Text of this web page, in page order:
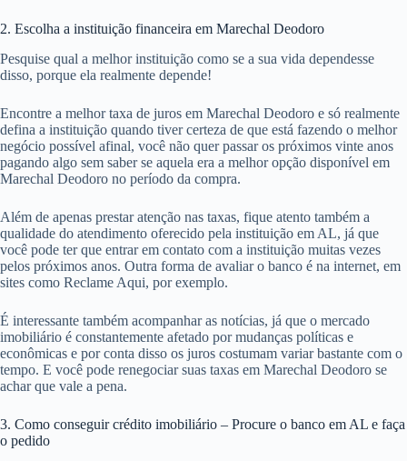
2. Escolha a instituição financeira em Marechal Deodoro
Pesquise qual a melhor instituição como se a sua vida dependesse
disso, porque ela realmente depende!
Encontre a melhor taxa de juros em Marechal Deodoro e só realmente
defina a instituição quando tiver certeza de que está fazendo o melhor
negócio possível afinal, você não quer passar os próximos vinte anos
pagando algo sem saber se aquela era a melhor opção disponível em
Marechal Deodoro no período da compra.
Além de apenas prestar atenção nas taxas, fique atento também a
qualidade do atendimento oferecido pela instituição em AL, já que
você pode ter que entrar em contato com a instituição muitas vezes
pelos próximos anos. Outra forma de avaliar o banco é na internet, em
sites como Reclame Aqui, por exemplo.
É interessante também acompanhar as notícias, já que o mercado
imobiliário é constantemente afetado por mudanças políticas e
econômicas e por conta disso os juros costumam variar bastante com o
tempo. E você pode renegociar suas taxas em Marechal Deodoro se
achar que vale a pena.
3. Como conseguir crédito imobiliário – Procure o banco em AL e faça
o pedido